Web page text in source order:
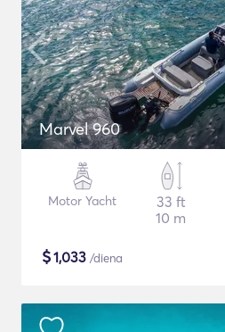
Marvel 960
Motor Yacht
33 ft
10 m
$1,033 /diena